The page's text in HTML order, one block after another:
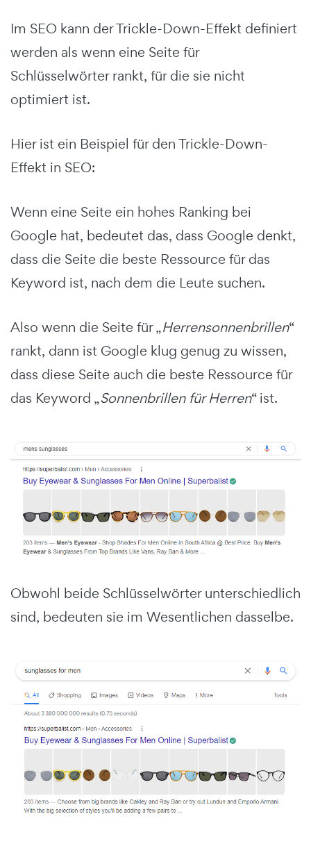
Im SEO kann der Trickle-Down-Effekt definiert
werden als wenn eine Seite für
Schlüsselwörter rankt, für die sie nicht
optimiert ist.
Hier ist ein Beispiel für den Trickle-Down-
Effekt in SEO:
Wenn eine Seite ein hohes Ranking bei
Google hat, bedeutet das, dass Google denkt,
dass die Seite die beste Ressource für das
Keyword ist, nach dem die Leute suchen.
Also wenn die Seite für „Herrensonnenbrillen“
rankt, dann ist Google klug genug zu wissen,
dass diese Seite auch die beste Ressource für
das Keyword „Sonnenbrillen für Herren“ ist.
Obwohl beide Schlüsselwörter unterschiedlich
sind, bedeuten sie im Wesentlichen dasselbe.